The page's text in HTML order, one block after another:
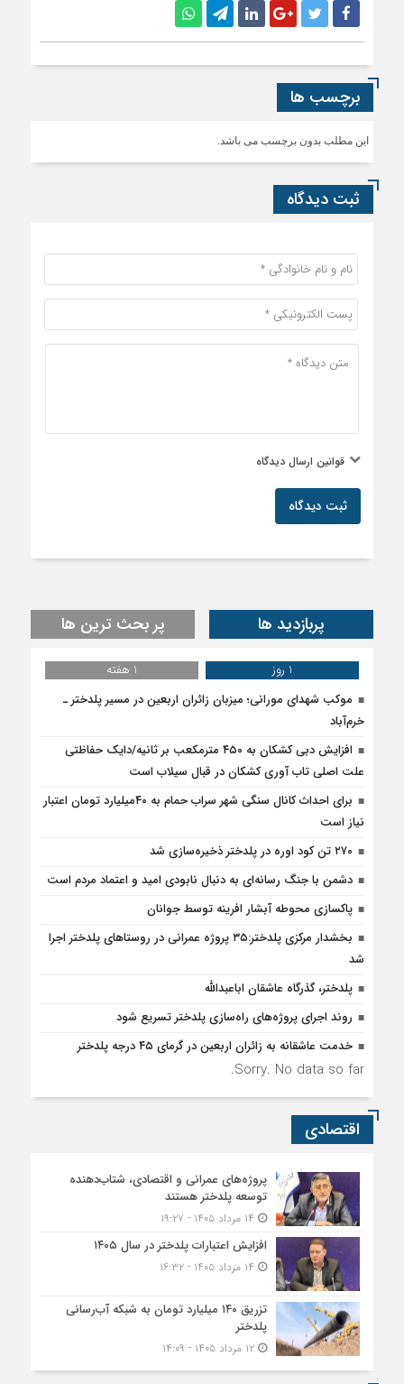
برچسب ها
این مطلب بدون برچسب می باشد.
ثبت دیدگاه
قوانین ارسال دیدگاه
ثبت دیدگاه
پربازدید ها پر بحث ترین ها
1 روز
1 هفته
موکب شهدای مورانی؛ میزبان زائران اربعین در مسیر پلدختر ـ
خرم‌آباد
افزایش دبی کشکان به ۴۵۰ مترمکعب بر ثانیه/دایک حفاظتی
علت اصلی تاب آوری کشکان در قبال سیلاب است
برای احداث کانال سنگی شهر سراب حمام به ۴۰میلیارد تومان اعتبار
نیاز است
۲۷۰ تن کود اوره در پلدختر ذخیره‌سازی شد
دشمن با جنگ رسانه‌ای به دنبال نابودی امید و اعتماد مردم است
پاکسازی محوطه آبشار افرینه توسط جوانان
بخشدار مرکزی پلدختر:۳۵ پروژه عمرانی در روستاهای پلدختر اجرا
شد
پلدختر، گذرگاه عاشقان اباعبدالله
روند اجرای پروژه‌های راه‌سازی پلدختر تسریع شود
خدمت عاشقانه به زائران اربعین در گرمای ۴۵ درجه پلدختر
Sorry. No data so far.
اقتصادی
پروژه‌های عمرانی و اقتصادی، شتاب‌دهنده
توسعه پلدختر هستند
افزایش اعتبارات پلدختر در سال ۱۴۰۵
تزریق ۱۴۰ میلیارد تومان به شبکه آب‌رسانی
پلدختر
۱۲ مرداد ۱۴۰۵ - ۱۴:۰۹